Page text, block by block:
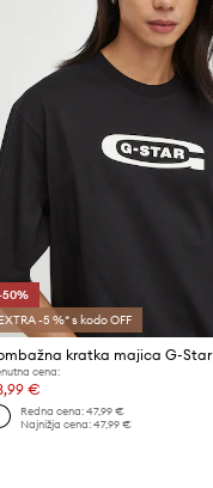
50%
EXTRA -5 %* s kodo OFF
kratka majica G-Star
cena:
€
Redna cena: 47,99 €
Najnižja cena: 47,99 €